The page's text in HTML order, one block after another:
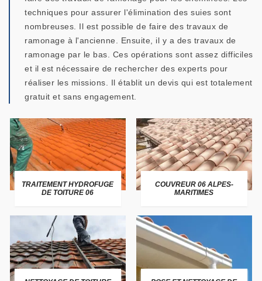
techniques pour assurer l'élimination des suies sont
nombreuses. Il est possible de faire des travaux de
ramonage à l'ancienne. Ensuite, il y a des travaux de
ramonage par le bas. Ces opérations sont assez difficiles
et il est nécessaire de rechercher des experts pour
réaliser les missions. Il établit un devis qui est totalement
gratuit et sans engagement.
TRAITEMENT HYDROFUGE
DE TOITURE 06
COUVREUR 06 ALPES-
MARITIMES